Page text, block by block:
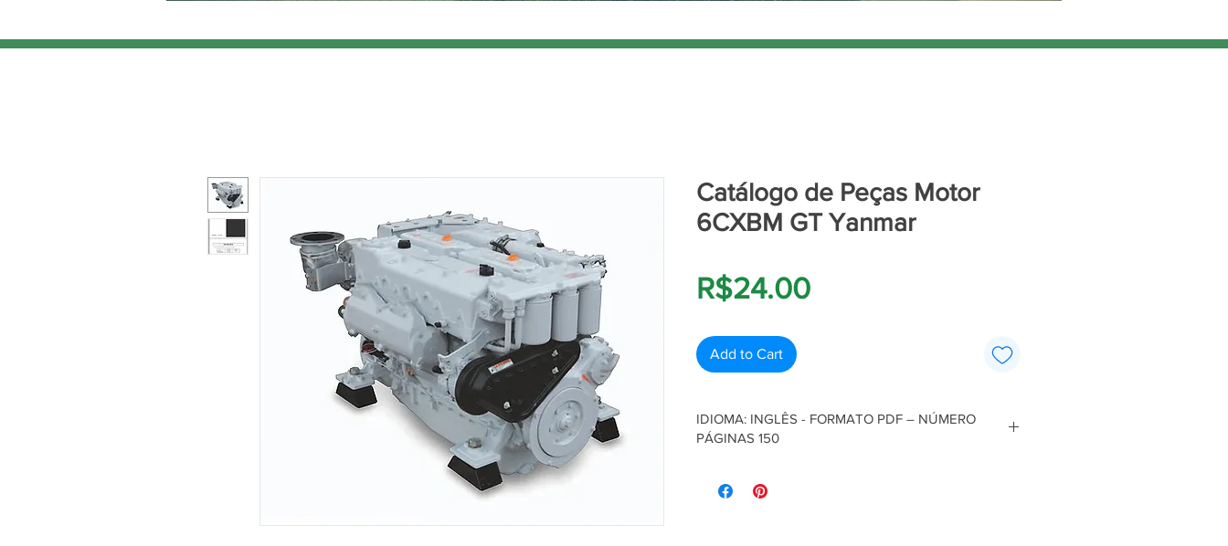
Catálogo de Peças Motor
6CXBM GT Yanmar
R$24.00Price
Add to Cart
IDIOMA: INGLÊS - FORMATO PDF – NÚMERO
PÁGINAS 150
As informações sobre os números de série estão